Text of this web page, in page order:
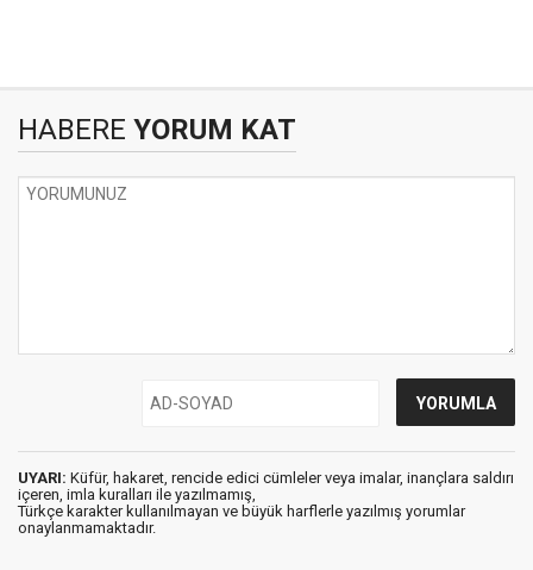
HABERE YORUM KAT
UYARI: Küfür, hakaret, rencide edici cümleler veya imalar, inançlara saldırı
içeren, imla kuralları ile yazılmamış,
Türkçe karakter kullanılmayan ve büyük harflerle yazılmış yorumlar
onaylanmamaktadır.